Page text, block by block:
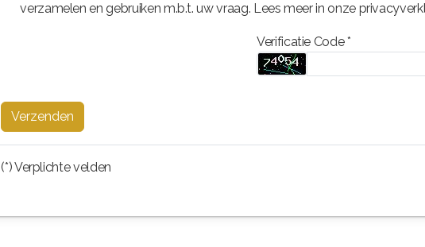
verzamelen en gebruiken m.b.t. uw vraag. Lees meer in onze
Verificatie Code *
Verzenden
(*) Verplichte velden